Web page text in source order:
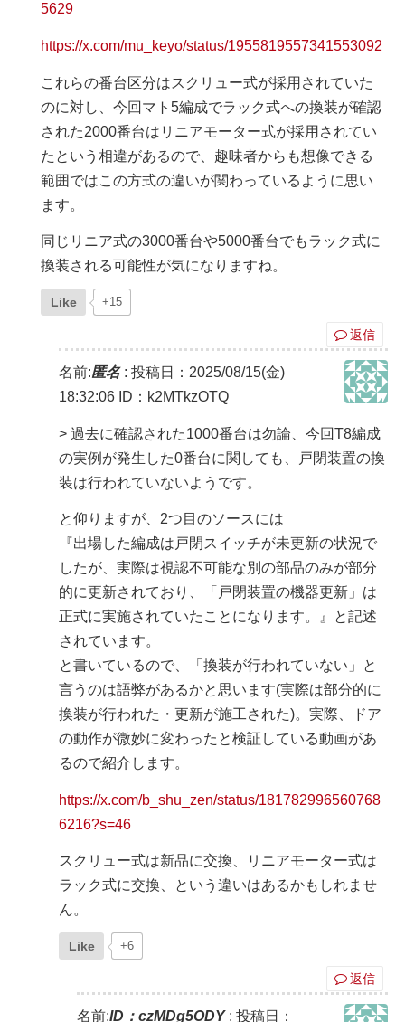
5629
https://x.com/mu_keyo/status/1955819557341553092
これらの番台区分はスクリュー式が採用されていた
のに対し、今回マト5編成でラック式への換装が確認
された2000番台はリニアモーター式が採用されてい
たという相違があるので、趣味者からも想像できる
範囲ではこの方式の違いが関わっているように思い
ます。
同じリニア式の3000番台や5000番台でもラック式に
換装される可能性が気になりますね。
Like +15
返信
名前:匿名: 投稿日：2025/08/15(金)
18:32:06 ID：k2MTkzOTQ
> 過去に確認された1000番台は勿論、今回T8編成
の実例が発生した0番台に関しても、戸閉装置の換
装は行われていないようです。
と仰りますが、2つ目のソースには
『出場した編成は戸閉スイッチが未更新の状況で
したが、実際は視認不可能な別の部品のみが部分
的に更新されており、「戸閉装置の機器更新」は
正式に実施されていたことになります。』と記述
されています。
と書いているので、「換装が行われていない」と
言うのは語弊があるかと思います(実際は部分的に
換装が行われた・更新が施工された)。実際、ドア
の動作が微妙に変わったと検証している動画があ
るので紹介します。
https://x.com/b_shu_zen/status/181782996560768
6216?s=46
スクリュー式は新品に交換、リニアモーター式は
ラック式に交換、という違いはあるかもしれませ
ん。
Like +6
返信
名前:ID：czMDg5ODY: 投稿日：